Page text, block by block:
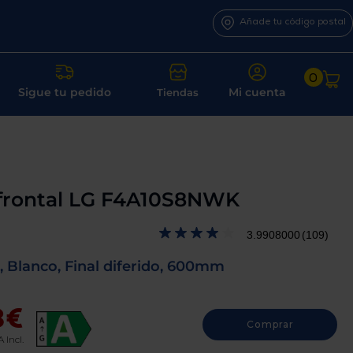
Añade tu código postal
Sigue tu pedido Tiendas Mi cuenta
0
LG F4A10S8NWK
3.9908000 (109)
Blanco, Final diferido, 600mm
Incl.
Comprar